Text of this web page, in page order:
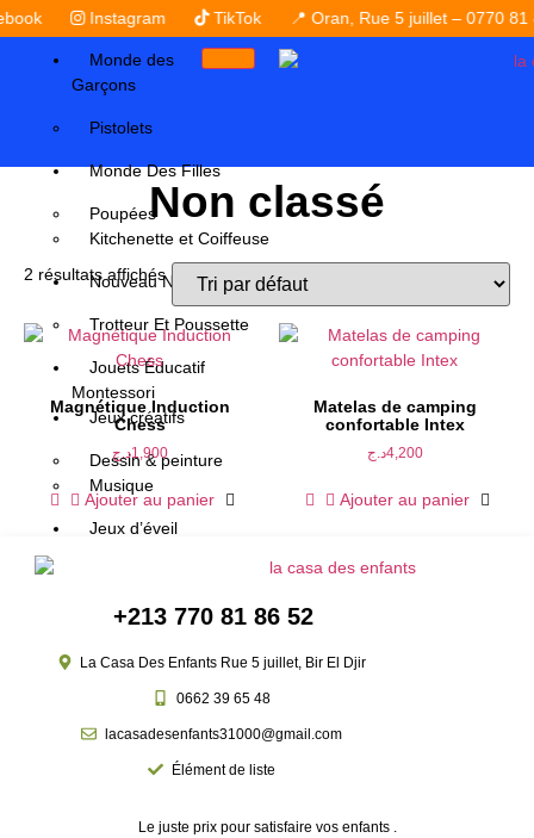
Instagram TikTok 📍 Oran, Rue 5 juillet – 0770 81
Monde des
Garçons
Pistolets
Monde Des Filles
Poupées
Kitchenette et Coiffeuse
Nouveau Née
Trotteur Et Poussette
Jouets Éducatif
Montessori
Jeux créatifs
Dessin & peinture
Musique
Jeux d’éveil
Jeux et jouets
éducatifs
radiocommandés
Lego Petites pièces
Non classé
2 résultats affichés
Magnétique Induction
Chess
1,900د.ج
Ajouter au panier
Matelas de camping
confortable Intex
4,200د.ج
Ajouter au panier
+213 770 81 86 52
La Casa Des Enfants Rue 5 juillet, Bir El Djir
0662 39 65 48
lacasadesenfants31000@gmail.com
Élément de liste
Le juste prix pour satisfaire vos enfants .